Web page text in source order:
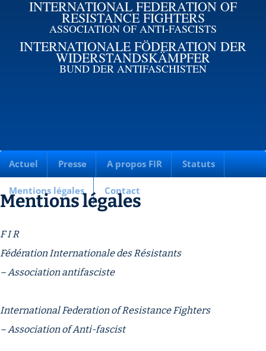
INTERNATIONAL FEDERATION OF
RESISTANCE FIGHTERS
ASSOCIATION OF ANTI-FASCISTS
INTERNATIONALE FÖDERATION DER
WIDERSTANDSKÄMPFER
BUND DER ANTIFASCHISTEN
Actuel Presse A propos FIR Statuts
Mentions légales Contact
Mentions légales
F I R
Fédération Internationale des Résistants
– Association antifasciste
International Federation of Resistance Fighters
– Association of Anti-fascist